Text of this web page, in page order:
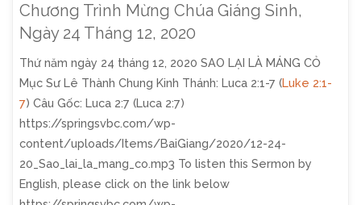
2020:
Niềm
Vui
Giáng
Sinh"
Chương Trình Mừng Chúa Giáng Sinh,
Ngày 24 Tháng 12, 2020
Thứ năm ngày 24 tháng 12, 2020 SAO LẠI LÀ MÁNG CỎ
Mục Sư Lê Thành Chung Kinh Thánh: Luca 2:1-7 (Luke 2:1-
7) Câu Gốc: Luca 2:7 (Luca 2:7)
https://springsvbc.com/wp-
content/uploads/Items/BaiGiang/2020/12-24-
20_Sao_lai_la_mang_co.mp3 To listen this Sermon by
English, please click on the link below